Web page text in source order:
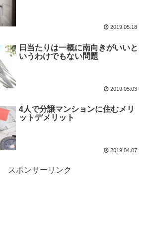
2019.05.18
日当たりは一概に南向きがいいと
いうわけでもない問題
2019.05.03
4人で分譲マンションに住むメリ
ットデメリット
2019.04.07
スポンサーリンク